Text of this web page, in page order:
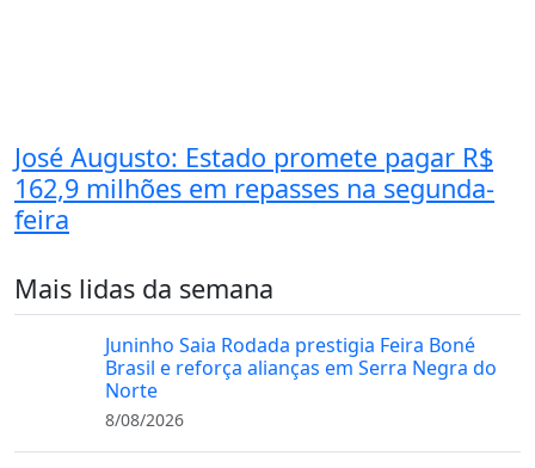
José Augusto: Estado promete pagar R$
162,9 milhões em repasses na segunda-
feira
Mais lidas da semana
Juninho Saia Rodada prestigia Feira Boné
Brasil e reforça alianças em Serra Negra do
Norte
8/08/2026